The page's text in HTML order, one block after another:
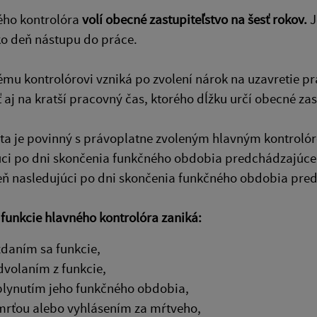
kontrolóra volí obecné zastupiteľstvo na šesť rokov.
deň nástupu do práce.
kontrolórovi vzniká po zvolení nárok na uzavretie
na kratší pracovný čas, ktorého dĺžku určí obecné
je povinný s právoplatne zvoleným hlavným
po dni skončenia funkčného obdobia
nasledujúci po dni skončenia funkčného obdobia
hlavného kontrolóra zaniká:
sa funkcie,
z funkcie,
jeho funkčného obdobia,
alebo vyhlásením za mŕtveho,